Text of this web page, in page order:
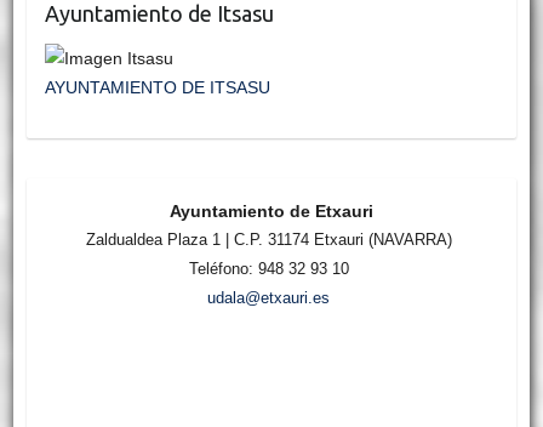
Ayuntamiento de Itsasu
AYUNTAMIENTO DE ITSASU
Ayuntamiento de Etxauri
Zaldualdea Plaza 1 | C.P. 31174 Etxauri (NAVARRA)
Teléfono: 948 32 93 10
udala@etxauri.es